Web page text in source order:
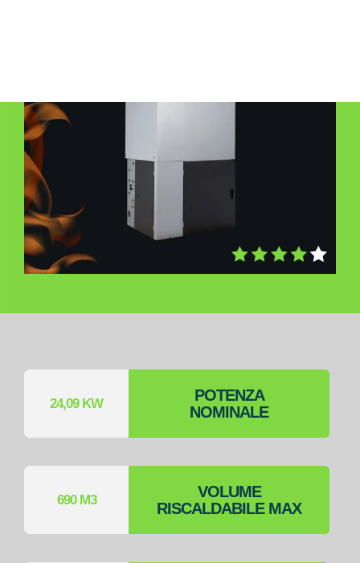
24,09 KW
POTENZA
NOMINALE
690 M3
VOLUME
RISCALDABILE MAX